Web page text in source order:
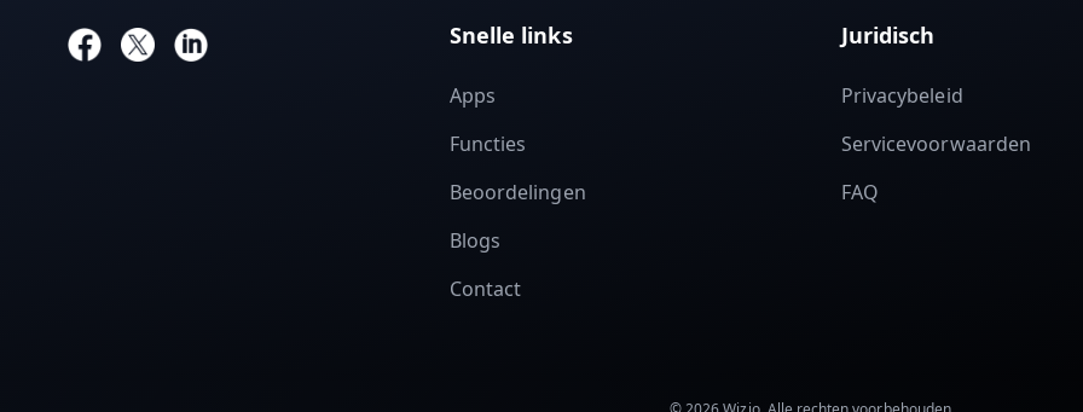
Snelle links
Apps
Functies
Beoordelingen
Blogs
Contact
Juridisch
Privacybeleid
Servicevoorwaarden
FAQ